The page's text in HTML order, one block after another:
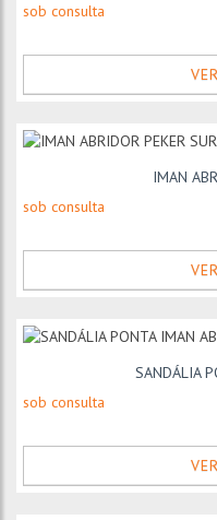
sob consulta
IMAN
sob consulta
SANDÁLIA
sob consulta